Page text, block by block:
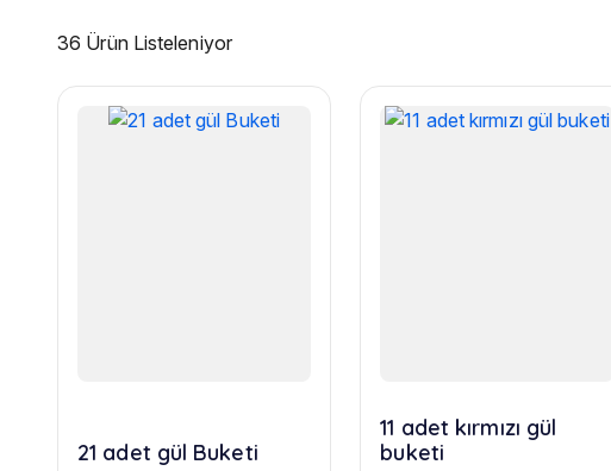
36 Ürün Listeleniyor
21 adet gül Buketi
11 adet kırmızı gül
buketi